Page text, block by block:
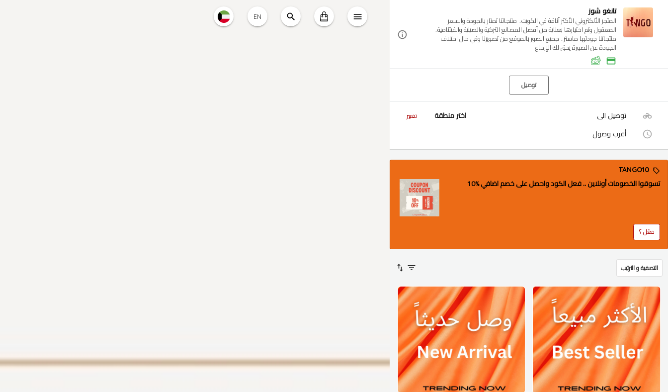
EN
تانغو شوز
المتجر الألكتروني الأكثر أناقة في الكويت.. منتجاتنا تمتاز بالجودة والسعر
المعقول وتم اختيارها بعناية من أفضل المصانع التركية والصينية والفيتنامية..
منتجاتنا جودتها ماستر.. جميع الصور بالموقع من تصويرنا وفي حال اختلاف
الجودة عن الصورة يحق لك الإرجاع
توصيل
توصيل الى اختر منطقة تغيير
أقرب وصول
TANGO10
تسوقوا الخصومات أونلاين .. فعل الكود واحصل على خصم اضافي %10
فعّل ؟
التصفية و الترتيب